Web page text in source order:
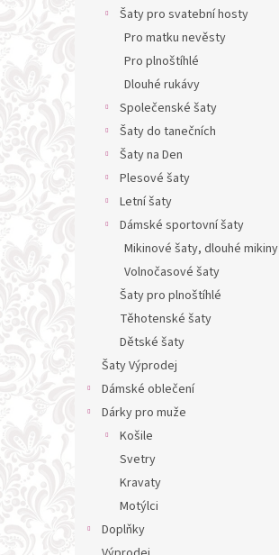
Šaty pro svatební hosty
Pro matku nevěsty
Pro plnoštíhlé
Dlouhé rukávy
Společenské šaty
Šaty do tanečních
Šaty na Den
Plesové šaty
Letní šaty
Dámské sportovní šaty
Mikinové šaty, dlouhé mikiny
Volnočasové šaty
Šaty pro plnoštíhlé
Těhotenské šaty
Dětské šaty
Šaty Výprodej
Dámské oblečení
Dárky pro muže
Košile
Svetry
Kravaty
Motýlci
Doplňky